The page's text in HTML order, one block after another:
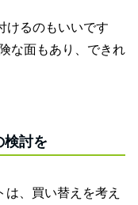
けるのもいいです
な面もあり、できれ
検討を
、買い替えを考え